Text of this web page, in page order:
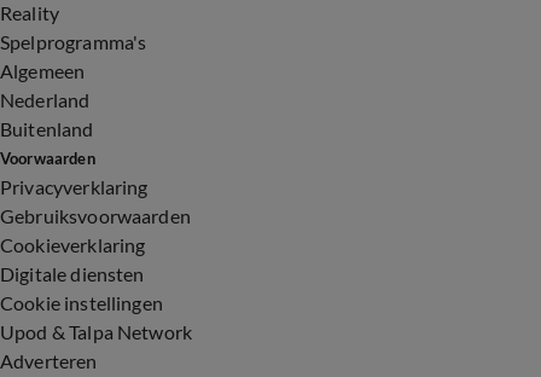
Reality
Spelprogramma's
Algemeen
Nederland
Buitenland
Voorwaarden
Privacyverklaring
Gebruiksvoorwaarden
Cookieverklaring
Digitale diensten
Cookie instellingen
Upod & Talpa Network
Adverteren